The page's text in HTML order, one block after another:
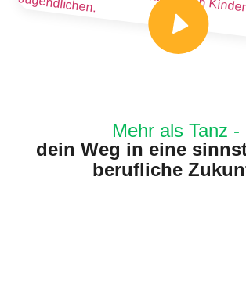
Mehr als Tanz -
dein Weg in eine
berufliche